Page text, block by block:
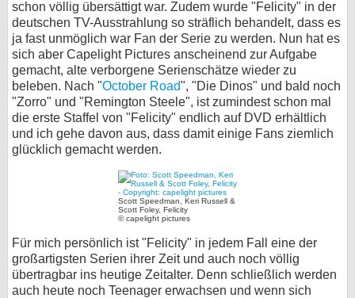
schon völlig übersättigt war. Zudem wurde "Felicity" in der
deutschen TV-Ausstrahlung so sträflich behandelt, dass es
ja fast unmöglich war Fan der Serie zu werden. Nun hat es
sich aber Capelight Pictures anscheinend zur Aufgabe
gemacht, alte verborgene Serienschätze wieder zu
beleben. Nach "October Road", "Die Dinos" und bald noch
"Zorro" und "Remington Steele", ist zumindest schon mal
die erste Staffel von "Felicity" endlich auf DVD erhältlich
und ich gehe davon aus, dass damit einige Fans ziemlich
glücklich gemacht werden.
Scott Speedman, Keri Russell &
Scott Foley, Felicity
© capelight pictures
Für mich persönlich ist "Felicity" in jedem Fall eine der
großartigsten Serien ihrer Zeit und auch noch völlig
übertragbar ins heutige Zeitalter. Denn schließlich werden
auch heute noch Teenager erwachsen und wenn sich